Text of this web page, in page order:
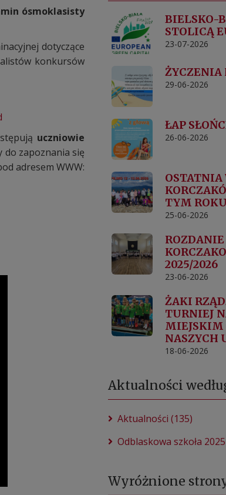
ósmoklasisty
dotyczące
konkursów
uczniowie
do zapoznania się
adresem WWW:
BIELSKO-
STOLICĄ
23-07-2026
ŻYCZENIA
29-06-2026
ŁAP
26-06-2026
OSTATNIA
TYM
25-06-2026
2025/2026
23-06-2026
ŻAKI
TURNIEJ
MIEJSKIM
NASZYCH
18-06-2026
Aktualności
Aktualności (135)
Odblaskowa szkoła
Wyróżnione